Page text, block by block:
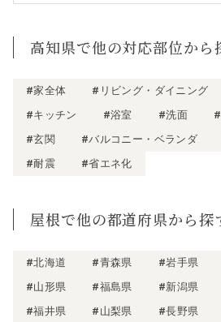
高知県で他の対応部位から
#家全体 #リビング・ダイニング
#キッチン
#浴室 #洗面
#玄関
#バルコニー・ベランダ
#耐震
#省エネ化
屋根で他の都道府県から探
#北海道 #青森県 #岩手県
#山形県
#福島県 #新潟県
#福井県
#山梨県 #長野県